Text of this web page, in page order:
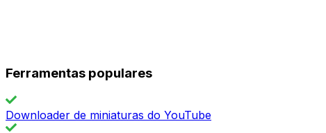
Ferramentas populares
Downloader de miniaturas do YouTube